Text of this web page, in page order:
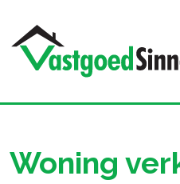
Woning